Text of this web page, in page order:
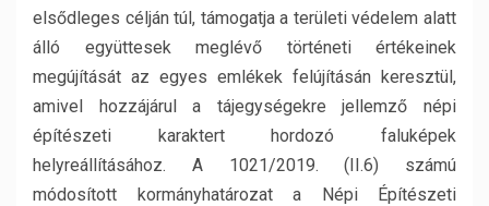
elsődleges célján túl, támogatja a területi védelem alatt
álló együttesek meglévő történeti értékeinek
megújítását az egyes emlékek felújításán keresztül,
amivel hozzájárul a tájegységekre jellemző népi
építészeti karaktert hordozó faluképek
helyreállításához. A 1021/2019. (II.6) számú
módosított kormányhatározat a Népi Építészeti